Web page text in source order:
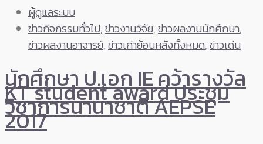
ผู้ดูแลระบบ
ข่าวกิจกรรมทั่วไป,ข่าวงานวิจัย,ข่าวผลงานนักศึกษา,
ข่าวผลงานอาจารย์,ข่าวเก่าย้อนหลังทั้งหมด,ข่าวเด่น
นักศึกษา ป.เอก IE คว้ารางวัล
KT student award ประชุม
วิชาการนานาชาติ AEPSE
2017